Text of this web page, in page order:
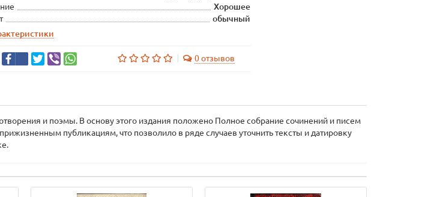
Хорошее
обычный
0 отзывов
и поэмы. В основу этого издания положено Полное собрание сочинений и писем
публикациям, что позволило в ряде случаев уточнить тексты и датировку